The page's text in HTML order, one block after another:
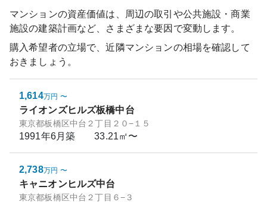
マンションの資産価値は、周辺の取引や公共施設・商業
施設の建築計画など、さまざまな要因で変動します。
購入希望者の立場で、近隣マンションの相場を確認して
おきましょう。
1,614万円 〜
ライオンズヒルズ板橋中台
東京都板橋区中台２丁目２０−１５
1991年6月築 33.21㎡〜
2,738万円 〜
キャニオンヒルズ中台
東京都板橋区中台２丁目６−３